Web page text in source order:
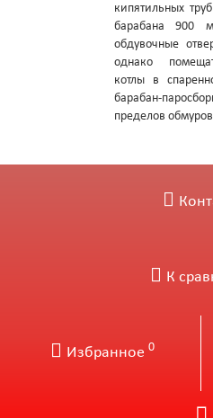
кипятильных
барабана
обдувочные
однако
котлы в
барабан-
пределов
К
Избранное 0